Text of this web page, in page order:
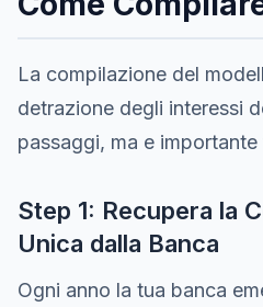
La compilazione del
detrazione degli interessi
passaggi, ma e
Step 1: Recupera la
Unica dalla Banca
Ogni anno la tua banca